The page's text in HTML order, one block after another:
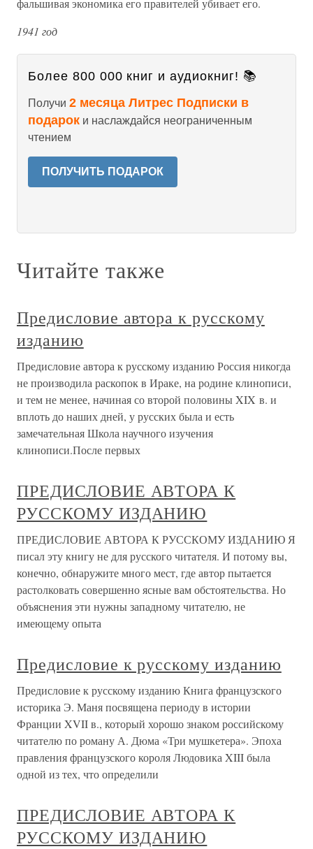
фальшивая экономика его правителей убивает его.
1941 год
Более 800 000 книг и аудиокниг! 📚
Получи 2 месяца Литрес Подписки в
подарок и наслаждайся неограниченным
чтением
ПОЛУЧИТЬ ПОДАРОК
Читайте также
Предисловие автора к русскому
изданию
Предисловие автора к русскому изданию Россия никогда
не производила раскопок в Ираке, на родине клинописи,
и тем не менее, начиная со второй половины XIX в. и
вплоть до наших дней, у русских была и есть
замечательная Школа научного изучения
клинописи.После первых
ПРЕДИСЛОВИЕ АВТОРА К
РУССКОМУ ИЗДАНИЮ
ПРЕДИСЛОВИЕ АВТОРА К РУССКОМУ ИЗДАНИЮ Я
писал эту книгу не для русского читателя. И потому вы,
конечно, обнаружите много мест, где автор пытается
растолковать совершенно ясные вам обстоятельства. Но
объяснения эти нужны западному читателю, не
имеющему опыта
Предисловие к русскому изданию
Предисловие к русскому изданию Книга французского
историка Э. Маня посвящена периоду в истории
Франции XVII в., который хорошо знаком российскому
читателю по роману А. Дюма «Три мушкетера». Эпоха
правления французского короля Людовика XIII была
одной из тех, что определили
ПРЕДИСЛОВИЕ АВТОРА К
РУССКОМУ ИЗДАНИЮ